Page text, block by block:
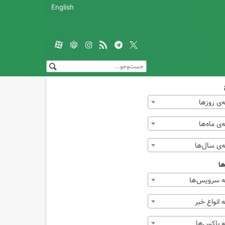
English
روزها
ماه‌ها
سال‌ها
سرویس‌ها
انواع خبر